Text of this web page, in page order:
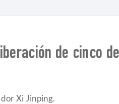
de cinco
Xi Jinping.